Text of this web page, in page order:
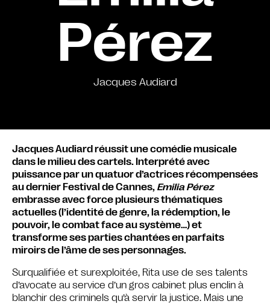
Pérez
Jacques Audiard
Jacques Audiard réussit une comédie musicale
dans le milieu des cartels. Interprété avec
puissance par un quatuor d’actrices récompensées
au dernier Festival de Cannes, Emilia Pérez
embrasse avec force plusieurs thématiques
actuelles (l’identité de genre, la rédemption, le
pouvoir, le combat face au système…) et
transforme ses parties chantées en parfaits
miroirs de l’âme de ses personnages.
Surqualifiée et surexploitée, Rita use de ses talents
d’avocate au service d’un gros cabinet plus enclin à
blanchir des criminels qu’à servir la justice. Mais une